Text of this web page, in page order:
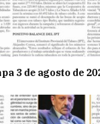
3 de agosto de